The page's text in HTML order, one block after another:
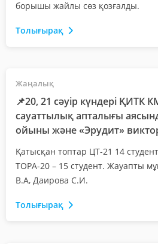
борышы жайлы сөз қозғалды.
Толығырақ
Жаңалық
📌20, 21 сәуір күндері
сауаттылық апталығы
ойыны және «Эрудит»
Қатысқан топтар ЦТ-21 14
ТОРА-20 – 15 студент. Жауапты
В.А, Даирова С.И.
Толығырақ